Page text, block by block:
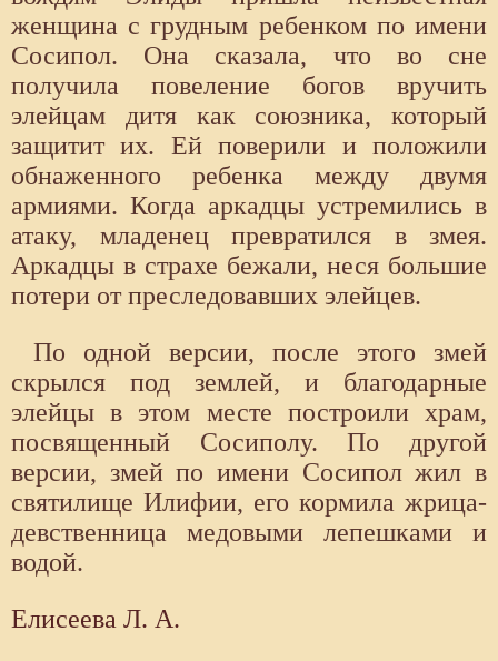
женщина с грудным ребен­ком по имени
Сосипол. Она сказала, что во сне
получила повеление богов вручить
элейцам дитя как союзника, который
защитит их. Ей повери­ли и положили
обнаженного ребенка между двумя
армиями. Когда аркадцы устремились в
атаку, младенец превратился в змея.
Аркадцы в страхе бежали, неся большие
потери от преследовавших элейцев.
По одной версии, после этого змей
скрылся под землей, и благодарные
элейцы в этом месте построили храм,
посвященный Сосиполу. По другой
версии, змей по имени Сосипол жил в
святилище Илифии, его кормила жрица-
девственница медовыми лепешками и
водой.
Елисеева Л. А.